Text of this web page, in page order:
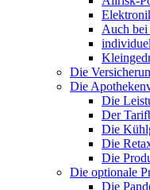
Auch bei
Die
Die
Die
Der
Die
Die
Die
Die optionale
Die